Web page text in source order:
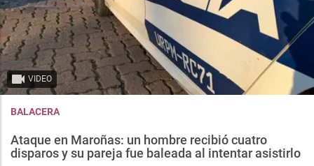
VIDEO
BALACERA
Ataque en Maroñas: un hombre recibió cuatro
disparos y su pareja fue baleada al intentar asistirlo